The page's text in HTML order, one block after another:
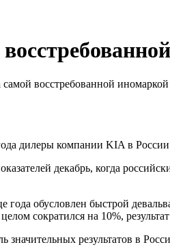
самой восстребованной
дилеры компании KIA в
декабрь, когда
года обусловлен быстрой
сократился на 10%,
значительных результатов в